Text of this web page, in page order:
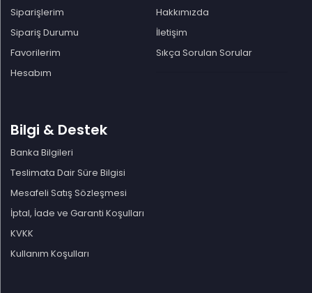
Siparişlerim
Sipariş Durumu
Favorilerim
Hesabım
Hakkımızda
İletişim
Sıkça Sorulan Sorular
Bilgi & Destek
Banka Bilgileri
Teslimata Dair Süre Bilgisi
Mesafeli Satış Sözleşmesi
İptal, İade ve Garanti Koşulları
KVKK
Kullanım Koşulları